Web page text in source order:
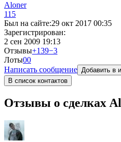
Aloner
115
Был на сайте:29 окт 2017 00:35
Зарегистрирован:
2 сен 2009 19:13
Отзывы+139−3
Лоты00
Написать сообщение Добавить в
В список контактов
Отзывы о сделках